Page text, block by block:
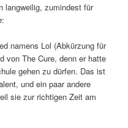
langweilig, zumindest für
:
namens Lol (Abkürzung für
von The Cure, denn er hatte
gehen zu dürfen. Das ist
und ein paar andere
sie zur richtigen Zeit am